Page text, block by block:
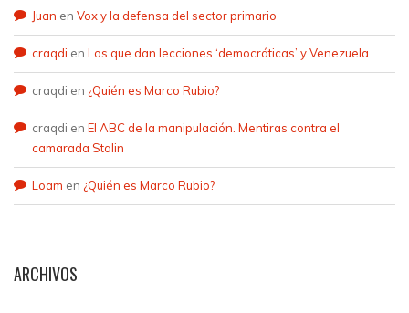
Juan en Vox y la defensa del sector primario
craqdi en Los que dan lecciones ‘democráticas’ y Venezuela
craqdi en ¿Quién es Marco Rubio?
craqdi en El ABC de la manipulación. Mentiras contra el
camarada Stalin
Loam en ¿Quién es Marco Rubio?
ARCHIVOS